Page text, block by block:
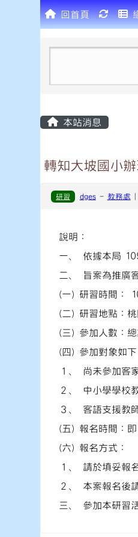
回首頁
本站消息
轉知大坡國小
研習 dges- 教務處 |
說明：
一、 依據本局
二、 旨案為推廣
(一) 研習時間：
(二) 研習地點：桃
(三) 參加人數：
(四) 參加對象如下
１、 尚未參加客
２、 中小學學校
３、 客語支援教師
(五) 報名時間：
(六) 報名方式：
１、 請於填妥報
２、 本案報名後
三、 參加本研習